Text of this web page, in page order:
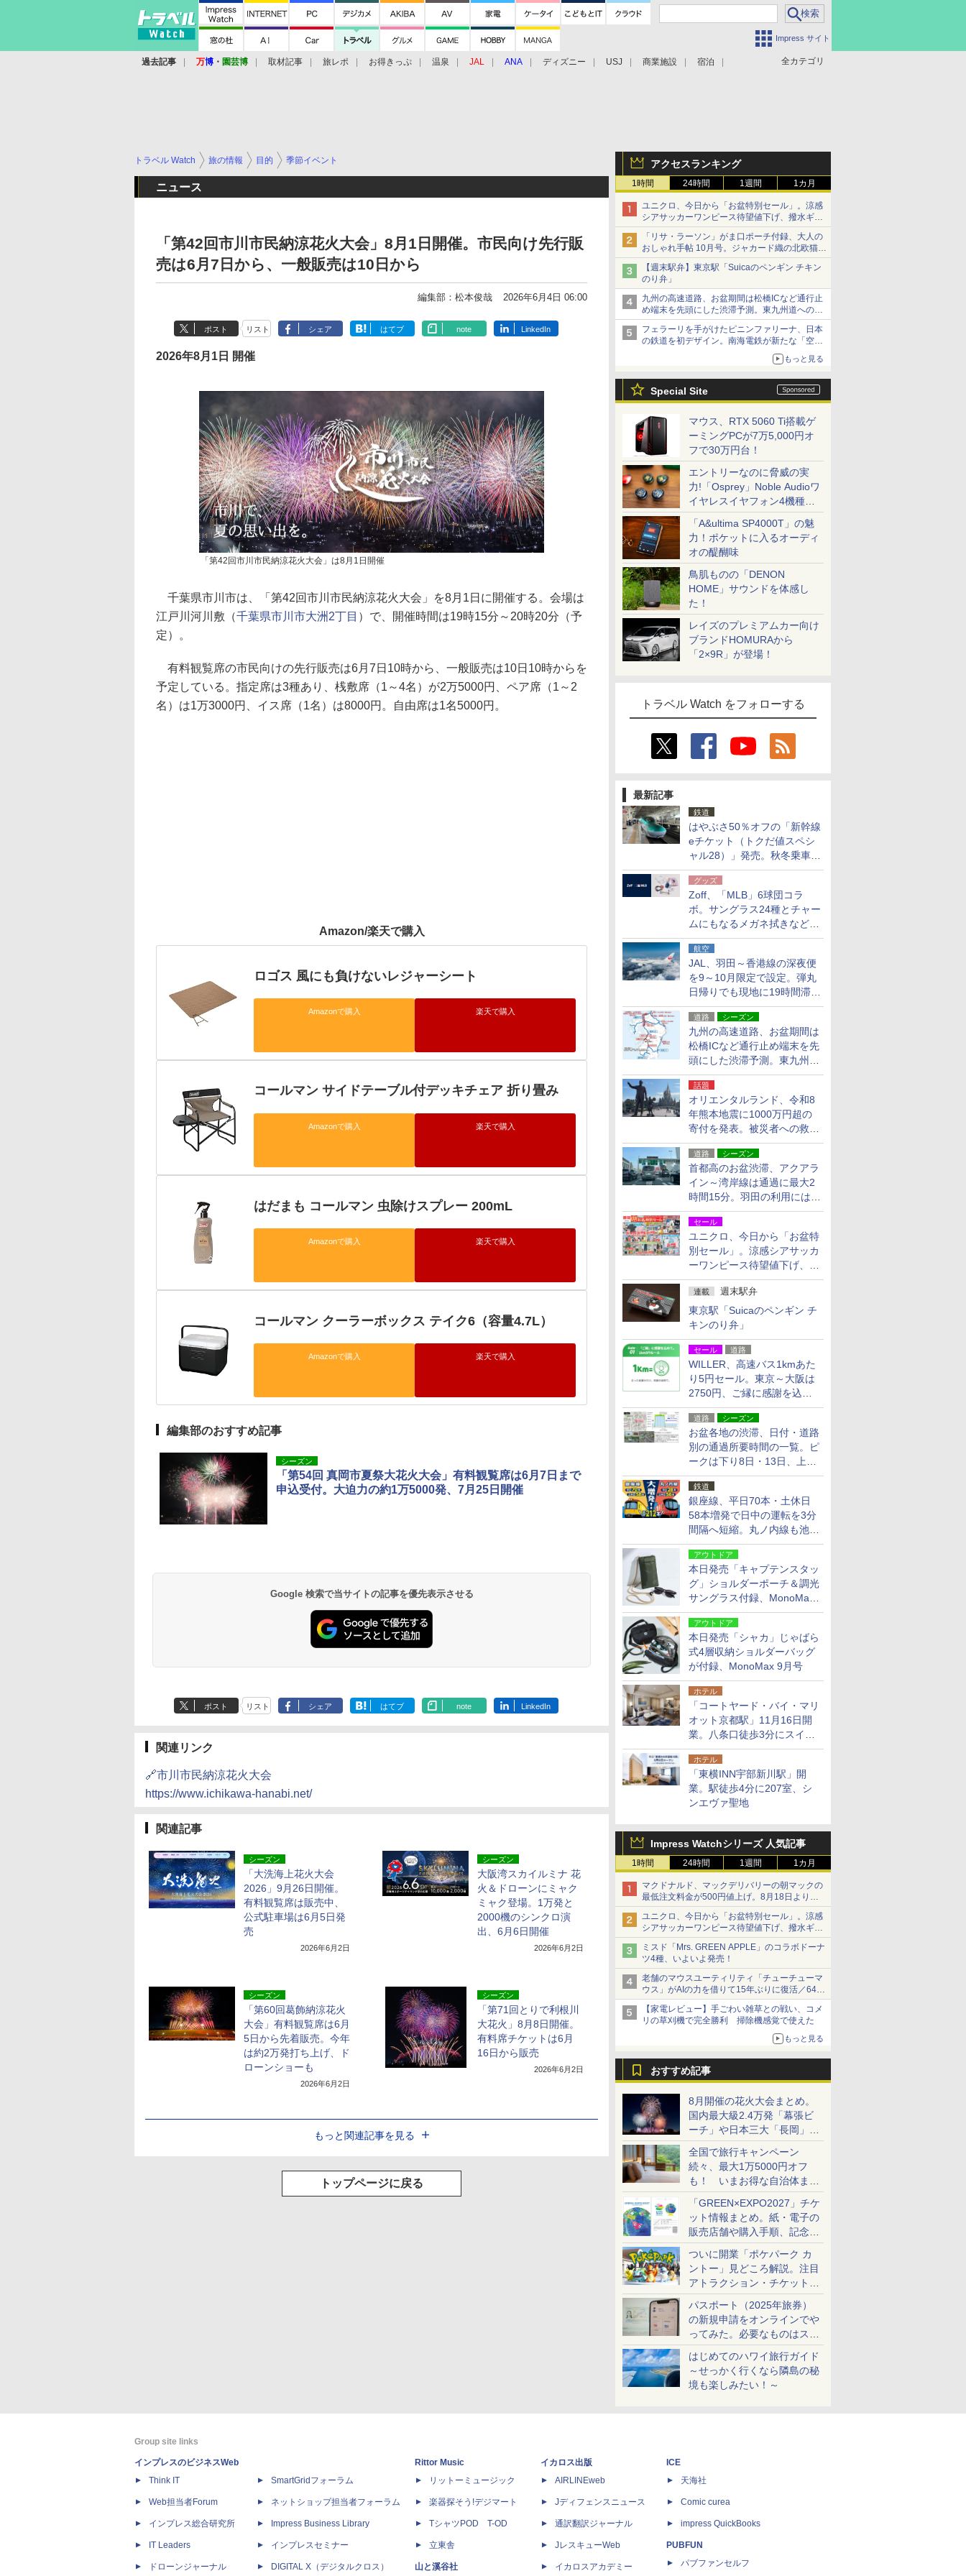
Impress サイト
全カテゴリ
過去記事 万博 ・ 園芸博 取材記事 旅レポ お得きっぷ 温泉 JAL ANA ディズニー USJ 商業施設 宿泊
アクセスランキング
1時間 24時間 1週間 1カ月
ユニクロ、今日から「お盆特別セール」。涼感
シアサッカーワンピース待望値下げ、撥水ギア
ショーツは1990円に
「リサ・ラーソン」がま口ポーチ付録、大人の
おしゃれ手帖 10月号。ジャカード織の北欧猫デ
ザイン
【週末駅弁】東京駅「Suicaのペンギン チキン
のり弁」
九州の高速道路、お盆期間は松橋ICなど通行止
め端末を先頭にした渋滞予測。東九州道への迂
回は料金調整を実施
フェラーリを手がけたピニンファリーナ、日本
の鉄道を初デザイン。南海電鉄が新たな「空港
もっと見る
Special Site
マウス、RTX 5060 Ti搭載ゲ
ーミングPCが7万5,000円オ
フで30万円台！
エントリーなのに脅威の実
力!「Osprey」Noble Audioワ
イヤレスイヤフォン4機種を
一気に聴く
「A&ultima SP4000T」の魅
力！ポケットに入るオーディ
オの醍醐味
鳥肌ものの「DENON
HOME」サウンドを体感し
た！
レイズのプレミアムカー向け
ブランドHOMURAから
「2×9R」が登場！
トラベル Watch をフォローする
最新記事
鉄道
はやぶさ50％オフの「新幹線
eチケット（トクだ値スペシ
ャル28）」発売。秋冬乗車
分、えきねっと限定
グッズ
Zoff、「MLB」6球団コラ
ボ。サングラス24種とチャー
ムにもなるメガネ拭きなど雑
貨24種
航空
JAL、羽田～香港線の深夜便
を9～10月限定で設定。弾丸
日帰りでも現地に19時間滞在
できる
道路 シーズン
九州の高速道路、お盆期間は
松橋ICなど通行止め端末を先
頭にした渋滞予測。東九州道
への迂回は料金調整を実施
話題
オリエンタルランド、令和8
年熊本地震に1000万円超の
寄付を発表。被災者への救援
活動・復旧支援
道路 シーズン
首都高のお盆渋滞、アクアラ
イン～湾岸線は通過に最大2
時間15分。羽田の利用には
「空港西出口」の利用検討を
セール
ユニクロ、今日から「お盆特
別セール」。涼感シアサッカ
ーワンピース待望値下げ、撥
水ギアショーツは1990円に
連載 週末駅弁
東京駅「Suicaのペンギン チ
キンのり弁」
セール 道路
WILLER、高速バス1kmあた
り5円セール。東京～大阪は
2750円、ご縁に感謝を込め
た20周年記念キャンペーン
道路 シーズン
お盆各地の渋滞、日付・道路
別の通過所要時間の一覧。ピ
ークは下り8日・13日、上り
14日・15日
鉄道
銀座線、平日70本・土休日
58本増発で日中の運転を3分
間隔へ短縮。丸ノ内線も池袋
～中野坂上を4分間隔に
アウトドア
本日発売「キャプテンスタッ
グ」ショルダーポーチ＆調光
サングラス付録、MonoMax
9月号増刊
アウトドア
本日発売「シャカ」じゃばら
式4層収納ショルダーバッグ
が付録、MonoMax 9月号
ホテル
「コートヤード・バイ・マリ
オット京都駅」11月16日開
業。八条口徒歩3分にスイー
ト含む全270室、ダイニング
も併設
ホテル
「東横INN宇部新川駅」開
業。駅徒歩4分に207室、シ
ンエヴァ聖地
Impress Watchシリーズ 人気記事
1時間 24時間 1週間 1カ月
マクドナルド、マックデリバリーの朝マックの
最低注文料金が500円値上げ。8月18日より
1,500円から受付
ユニクロ、今日から「お盆特別セール」。涼感
シアサッカーワンピース待望値下げ、撥水ギア
ショーツは1990円に
ミスド「Mrs. GREEN APPLE」のコラボドーナ
ツ4種、いよいよ発売！
老舗のマウスユーティリティ「チューチューマ
ウス」がAIの力を借りて15年ぶりに復活／64bit
化、Windows 10/11、「Chrome」も走り回
る。復活記念で2026年末まで500円
【家電レビュー】手ごわい雑草との戦い、コメ
リの草刈機で完全勝利 掃除機感覚で使えた
もっと見る
おすすめ記事
8月開催の花火大会まとめ。
国内最大級2.4万発「幕張ビ
ーチ」や日本三大「長岡」な
ど大型イベント目白押し！
全国で旅行キャンペーン
続々、最大1万5000円オフ
も！ いまお得な自治体まと
め
「GREEN×EXPO2027」チケ
ット情報まとめ。紙・電子の
販売店舗や購入手順、記念チ
ケットも解説
ついに開業「ポケパーク カ
ントー」見どころ解説。注目
アトラクション・チケット手
配・来場前に必要な準備は？
パスポート（2025年旅券）
の新規申請をオンラインでや
ってみた。必要なものはスマ
ホとマイナカードのみ
はじめてのハワイ旅行ガイド
～せっかく行くなら隣島の秘
境も楽しみたい！～
トラベル Watch 旅の情報 目的 季節イベント
ニュース
「第42回市川市民納涼花火大会」8月1日開催。市民向け先行販
売は6月7日から、一般販売は10日から
編集部：松本俊哉 2026年6月4日 06:00
ポスト リスト シェア はてブ note LinkedIn
2026年8月1日 開催
「第42回市川市民納涼花火大会」は8月1日開催
千葉県市川市は、「第42回市川市民納涼花火大会」を8月1日に開催する。会場は
江戸川河川敷（千葉県市川市大洲2丁目 ）で、開催時間は19時15分～20時20分（予
定）。
有料観覧席の市民向けの先行販売は6月7日10時から、一般販売は10日10時からを
予定している。指定席は3種あり、桟敷席（1～4名）が2万5000円、ペア席（1～2
名）は1万3000円、イス席（1名）は8000円。自由席は1名5000円。
Amazon/楽天で購入
ロゴス 風にも負けないレジャーシート
Amazonで購入 楽天で購入
コールマン サイドテーブル付デッキチェア 折り畳み
Amazonで購入 楽天で購入
はだまも コールマン 虫除けスプレー 200mL
Amazonで購入 楽天で購入
コールマン クーラーボックス テイク6（容量4.7L）
Amazonで購入 楽天で購入
編集部のおすすめ記事
シーズン
「第54回 真岡市夏祭大花火大会」有料観覧席は6月7日まで
申込受付。大迫力の約1万5000発、7月25日開催
Google 検索で当サイトの記事を優先表示させる
ポスト リスト シェア はてブ note LinkedIn
関連リンク
🔗市川市民納涼花火大会
https://www.ichikawa-hanabi.net/
関連記事
シーズン
「大洗海上花火大会
2026」9月26日開催。
有料観覧席は販売中、
公式駐車場は6月5日発
売
2026年6月2日
シーズン
大阪湾スカイルミナ 花
火＆ドローンにミャク
ミャク登場。1万発と
2000機のシンクロ演
出、6月6日開催
2026年6月2日
シーズン
「第60回葛飾納涼花火
大会」有料観覧席は6月
5日から先着販売。今年
は約2万発打ち上げ、ド
ローンショーも
2026年6月2日
シーズン
「第71回とりで利根川
大花火」8月8日開催。
有料席チケットは6月
16日から販売
2026年6月2日
もっと関連記事を見る
トップページに戻る
Group site links
インプレスのビジネスWeb
Think IT
Web担当者Forum
インプレス総合研究所
IT Leaders
ドローンジャーナル
SmartGridフォーラム
ネットショップ担当者フォーラム
Impress Business Library
インプレスセミナー
DIGITAL X（デジタルクロス）
Rittor Music
リットーミュージック
楽器探そう!デジマート
TシャツPOD T-OD
立東舎
山と溪谷社
イカロス出版
AIRLINEweb
Jディフェンスニュース
通訳翻訳ジャーナル
JレスキューWeb
イカロスアカデミー
ICE
天海社
Comic curea
impress QuickBooks
PUBFUN
パブファンセルフ